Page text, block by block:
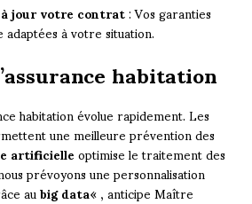
jour votre contrat: Vos garanties
à votre situation.
habitation
habitation évolue rapidement. Les
une meilleure prévention des
artificielleoptimise le traitement des
prévoyons une personnalisation
aubig data« , anticipe Maître